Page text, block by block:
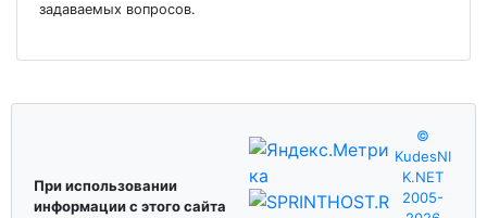
задаваемых вопросов.
При использовании
информации с этого сайта
©
KudesNI
K.NET
2005-